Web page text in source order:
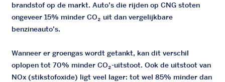
brandstof op de markt. Auto’s die rijden op CNG stoten
ongeveer 15% minder CO₂ uit dan vergelijkbare
benzineauto’s.
Wanneer er groengas wordt getankt, kan dit verschil
oplopen tot 70% minder CO₂-uitstoot. Ook de uitstoot van
NOx (stikstofoxide) ligt veel lager: tot wel 85% minder dan